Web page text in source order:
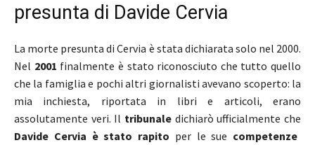
presunta di Davide Cervia
La morte presunta di Cervia è stata dichiarata solo nel 2000.
Nel 2001 finalmente è stato riconosciuto che tutto quello
che la famiglia e pochi altri giornalisti avevano scoperto: la
mia inchiesta, riportata in libri e articoli, erano
assolutamente veri. Il tribunale dichiarò ufficialmente che
Davide Cervia è stato rapito per le sue competenze